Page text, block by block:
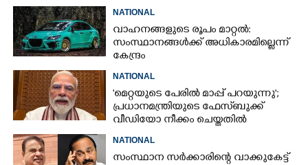
സ്വർണമോതിരം  വിദ്യാർത്ഥികൾക്ക്
സൈക്കിൾ
NATIONAL
വാഹനങ്ങളുടെ രൂപം മാറ്റൽ:
സംസ്ഥാനങ്ങൾക്ക് അധികാരമില്ലെന്ന്
കേന്ദ്രം
NATIONAL
'മെറ്റയുടെ പേരിൽ മാപ്പ് പറയുന്നു';
പ്രധാനമന്ത്രിയുടെ ഫേസ്‌ബുക്ക്
വീഡിയോ നീക്കം ചെയ്തതിൽ
NATIONAL
സംസ്ഥാന സർക്കാരിന്റെ വാക്കുകേട്ട്